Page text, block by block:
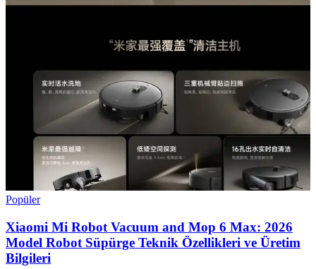
Popüler
Xiaomi Mi Robot Vacuum and Mop 6 Max: 2026
Model Robot Süpürge Teknik Özellikleri ve Üretim
Bilgileri